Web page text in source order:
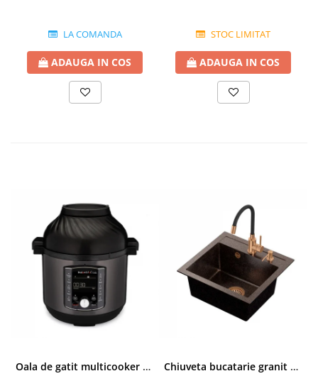
LA COMANDA
ADAUGA IN COS
STOC LIMITAT
ADAUGA IN COS
Oala de gatit multicooker 11 functii Instant Pot Pro Crisp 8 + Air Fryer 7.6 lt Chiuveta bucatarie granit cu finisaj negru perlat/cupru Steingran Art Copper cu dozator si baterie Quadron